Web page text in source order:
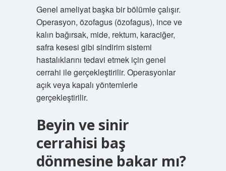
Genel ameliyat başka bir bölümle çalışır.
Operasyon, özofagus (özofagus), ince ve
kalın bağırsak, mide, rektum, karaciğer,
safra kesesi gibi sindirim sistemi
hastalıklarını tedavi etmek için genel
cerrahi ile gerçekleştirilir. Operasyonlar
açık veya kapalı yöntemlerle
gerçekleştirilir.
Beyin ve sinir
cerrahisi baş
dönmesine bakar mı?